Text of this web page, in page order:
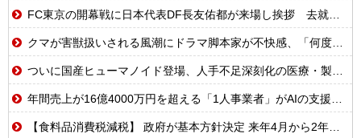
FC東京の開幕戦に日本代表DF長友佑都が来場し挨拶 去就に注目集まる
クマが害獣扱いされる風潮にドラマ脚本家が不快感、「何度もクマに会ったことがあるけど全然怖くなかった」と主張しており……
ついに国産ヒューマノイド登場、人手不足深刻化の医療・製造現場などでの活用想定！
年間売上が16億4000万円を超える「1人事業者」がAIの支援を受けて2年で約3倍に急増
【食料品消費税減税】 政府が基本方針決定 来年4月から2年間1％に8月5日